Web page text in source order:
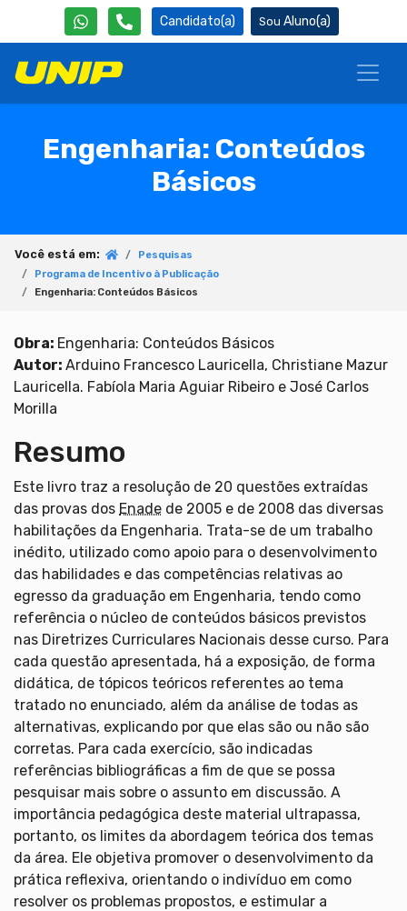
Candidato(a) Aluno(a)
Engenharia: Conteúdos
Básicos
Você está em:
Pesquisas
Programa de Incentivo à Publicação
Engenharia: Conteúdos Básicos
Obra: Engenharia: Conteúdos Básicos
Autor: Arduino Francesco Lauricella, Christiane Mazur
Lauricella. Fabíola Maria Aguiar Ribeiro e José Carlos
Morilla
Resumo
Este livro traz a resolução de 20 questões extraídas
das provas dos Enade de 2005 e de 2008 das diversas
habilitações da Engenharia. Trata-se de um trabalho
inédito, utilizado como apoio para o desenvolvimento
das habilidades e das competências relativas ao
egresso da graduação em Engenharia, tendo como
referência o núcleo de conteúdos básicos previstos
nas Diretrizes Curriculares Nacionais desse curso. Para
cada questão apresentada, há a exposição, de forma
didática, de tópicos teóricos referentes ao tema
tratado no enunciado, além da análise de todas as
alternativas, explicando por que elas são ou não são
corretas. Para cada exercício, são indicadas
referências bibliográficas a fim de que se possa
pesquisar mais sobre o assunto em discussão. A
importância pedagógica deste material ultrapassa,
portanto, os limites da abordagem teórica dos temas
da área. Ele objetiva promover o desenvolvimento da
prática reflexiva, orientando o indivíduo em como
resolver os problemas propostos, e estimular a